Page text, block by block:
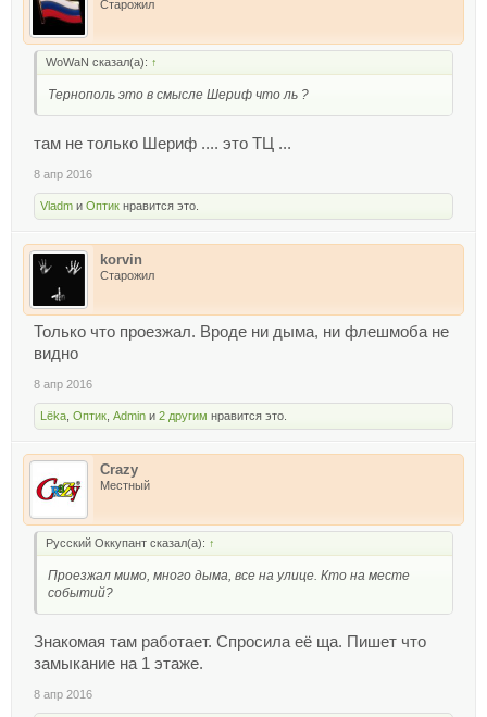
Старожил
WoWaN сказал(а): ↑
Тернополь это в смысле Шериф что ль ?
там не только Шериф .... это ТЦ ...
8 апр 2016
Vladm и Оптик нравится это.
korvin
Старожил
Только что проезжал. Вроде ни дыма, ни флешмоба не
видно
8 апр 2016
Lёka Оптик Admin и 2 другим нравится это.
Crazy
Местный
Русский Оккупант сказал(а): ↑
Проезжал мимо, много дыма, все на улице. Кто на месте
событий?
Знакомая там работает. Спросила её ща. Пишет что
замыкание на 1 этаже.
8 апр 2016